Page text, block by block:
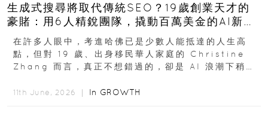
生成式搜尋將取代傳統SEO？19歲創業天才的
豪賭：用6人精銳團隊，撬動百萬美金的AI新商
機
在許多人眼中，考進哈佛已是少數人能抵達的人生高
點，但對 19 歲、出身移民華人家庭的 Christine
Zhang 而言，真正不想錯過的，卻是 AI 浪潮下稍縱
11th June, 2026 ｜ In GROWTH